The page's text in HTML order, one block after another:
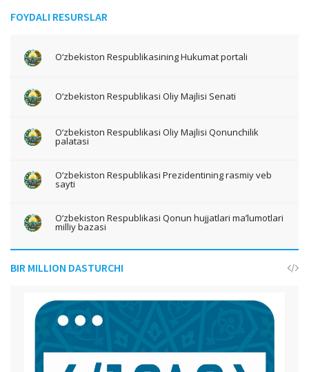
FOYDALI RESURSLAR
O‘zbekiston Respublikasining Hukumat portali
O‘zbekiston Respublikasi Oliy Majlisi Senati
O‘zbekiston Respublikasi Oliy Majlisi Qonunchilik
palatasi
O‘zbekiston Respublikasi Prezidentining rasmiy veb
sayti
O‘zbekiston Respublikasi Qonun hujjatlari ma’lumotlari
milliy bazasi
BIR MILLION DASTURCHI